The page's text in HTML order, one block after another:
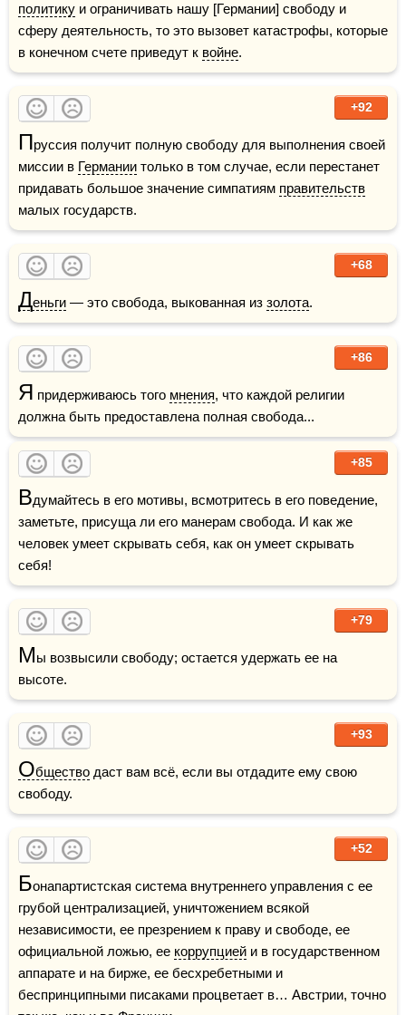
политику и ограничивать нашу [Германии] свободу и
сферу деятельность, то это вызовет катастрофы, которые
в конечном счете приведут к войне.
+92
Пруссия получит полную свободу для выполнения своей
миссии в Германии только в том случае, если перестанет
придавать большое значение симпатиям правительств
малых государств.
+68
Деньги — это свобода, выкованная из золота.
+86
Я придерживаюсь того мнения, что каждой религии
должна быть предоставлена полная свобода...
+85
Вдумайтесь в его мотивы, всмотритесь в его поведение,
заметьте, присуща ли его манерам свобода. И как же
человек умеет скрывать себя, как он умеет скрывать
себя!
+79
Мы возвысили свободу; остается удержать ее на
высоте.
+93
Общество даст вам всё, если вы отдадите ему свою
свободу.
+52
Бонапартистская система внутреннего управления с ее
грубой централизацией, уничтожением всякой
независимости, ее презрением к праву и свободе, ее
официальной ложью, ее коррупцией и в государственном
аппарате и на бирже, ее бесхребетными и
беспринципными писаками процветает в… Австрии, точно